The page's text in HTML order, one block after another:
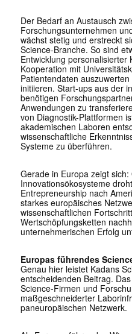
Der Bedarf an Austausch
Forschungsunternehmen
wächst stetig und erstreckt
Science-Branche. So sind
Entwicklung personalisierter
Kooperation mit
Patientendaten
initiieren. Start-ups aus der
benötigen
Anwendungen zu
von Diagnostik-Plattformen
akademischen Laboren
wissenschaftliche
Systeme zu überführen.
Gerade in Europa zeigt
Innovationsökosysteme
Entrepreneurship nach
starkes europäisches
wissenschaftlichen
Wertschöpfungsketten
unternehmerischen Erfolg
Europas führendes
Genau hier leistet Kadans
entscheidenden Beitrag.
Science-Firmen und
maßgeschneiderter
paneuropäischen Netzwerk.